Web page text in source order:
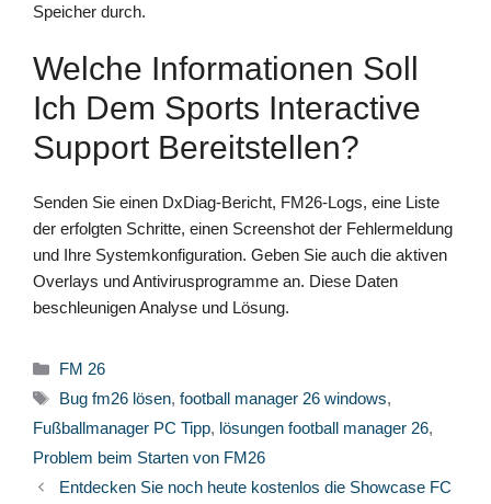
Speicher durch.
Welche Informationen Soll
Ich Dem Sports Interactive
Support Bereitstellen?
Senden Sie einen DxDiag-Bericht, FM26-Logs, eine Liste
der erfolgten Schritte, einen Screenshot der Fehlermeldung
und Ihre Systemkonfiguration. Geben Sie auch die aktiven
Overlays und Antivirusprogramme an. Diese Daten
beschleunigen Analyse und Lösung.
Kategorien
FM 26
Schlagwörter
Bug fm26 lösen, football manager 26 windows,
Fußballmanager PC Tipp, lösungen football manager 26,
Problem beim Starten von FM26
Entdecken Sie noch heute kostenlos die Showcase FC